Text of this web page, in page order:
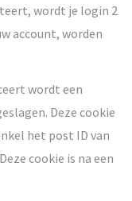
wordt je login 2
account, worden
wordt een
Deze cookie
het post ID van
cookie is na een